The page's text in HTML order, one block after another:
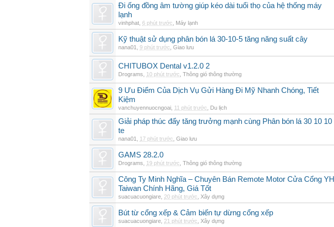
Đi ống đồng âm tường giúp kéo dài tuổi thọ của hệ thống máy
lạnh
vinhphat 6 phút trước Máy lạnh
Kỹ thuật sử dụng phân bón lá 30-10-5 tăng năng suất cây
nana01 9 phút trước Giao lưu
CHITUBOX Dental v1.2.0 2
Drograms 10 phút trước Thông gió thông thường
9 Ưu Điểm Của Dịch Vụ Gửi Hàng Đi Mỹ Nhanh Chóng, Tiết
Kiệm
vanchuyennuocngoai 11 phút trước Du lịch
Giải pháp thúc đẩy tăng trưởng mạnh cùng Phân bón lá 30 10 10
te
nana01 17 phút trước Giao lưu
GAMS 28.2.0
Drograms 19 phút trước Thông gió thông thường
Công Ty Minh Nghĩa – Chuyên Bán Remote Motor Cửa Cổng YH
Taiwan Chính Hãng, Giá Tốt
suacuacuongiare 20 phút trước Xây dựng
Bút từ cổng xếp & Cảm biến tự dừng cổng xếp
suacuacuongiare 21 phút trước Xây dựng